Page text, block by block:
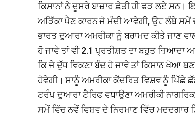
ਕਿਸਾਨਾਂ ਨੇ ਦੂਸਰੇ ਬਾਜ਼ਾਰ ਛੇਤੀ ਹੀ ਫੜ ਲਏ
ਅੜਿੱਕਾ ਪੈਣ ਕਾਰਨ ਜੋ ਮੰਦੀ ਆਵੇਗੀ, ਉਹ ਲੰਬੇ ਸਮੇਂ
ਭਾਰਤ ਦੁਆਰਾ ਅਮਰੀਕਾ ਨੂੰ ਬਰਾਮਦ ਕੀਤੇ ਜਾਣ
ਹੋ ਜਾਵੇ ਤਾਂ ਵੀ 2.1 ਪ੍ਰਤੀਸ਼ਤ ਦਾ ਬਹੁਤ ਜ਼ਿਆਦਾ
ਕਿ ਜੇ ਦੁੱਧ ਵਿਕਣਾ ਬੰਦ ਹੋ ਜਾਵੇ ਤਾਂ ਕਿਸਾਨ ਖੋਆ
ਹੋਵੇਗੀ। ਸਾਨੂੰ ਅਮਰੀਕਾ ਕੇਂਦਰਿਤ ਵਿਸ਼ਵ ਨੂੰ ਪਿੱਛੇ
ਟਰੰਪ ਦੁਆਰਾ ਟੈਰਿਫ ਵਧਾਉਣਾ ਅਮਰੀਕੀ
ਸਮੇਂ ਵਿੱਚ ਨਵੇਂ ਵਿਸ਼ਵ ਦੇ ਨਿਰਮਾਣ ਵਿੱਚ ਮਦਦਗਾਰ